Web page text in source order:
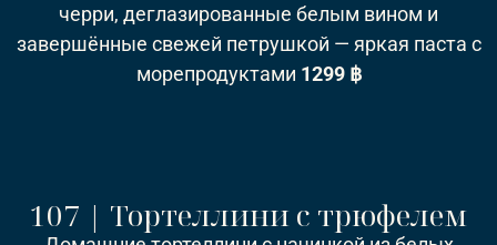
черри, деглазированные белым вином и
завершённые свежей петрушкой — яркая паста с
морепродуктами 1299 ฿
107 | Тортеллини с трюфелем